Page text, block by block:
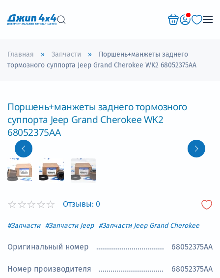
Перейти к содержимому
Главная Запчасти
Поршень+манжеты заднего
тормозного суппорта Jeep Grand Cherokee WK2 68052375AA
Поршень+манжеты заднего тормозного
суппорта Jeep Grand Cherokee WK2
68052375AA
Отзывы: 0
#Запчасти #Запчасти Jeep #Запчасти Jeep Grand Cherokee
Оригинальный номер 68052375AA
Номер производителя 68052375AA